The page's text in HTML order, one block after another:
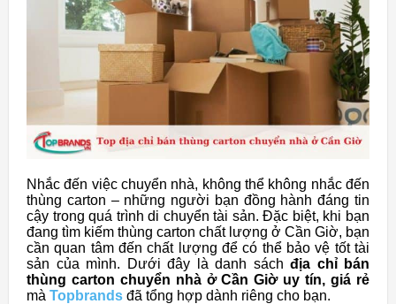
Nhắc đến việc chuyển nhà, không thể không nhắc đến
thùng carton – những người bạn đồng hành đáng tin
cậy trong quá trình di chuyển tài sản. Đặc biệt, khi bạn
đang tìm kiếm thùng carton chất lượng ở Cần Giờ, bạn
cần quan tâm đến chất lượng để có thể bảo vệ tốt tài
sản của mình. Dưới đây là danh sách địa chỉ bán
thùng carton chuyển nhà ở Cần Giờ uy tín, giá rẻ
mà Topbrands đã tổng hợp dành riêng cho bạn.